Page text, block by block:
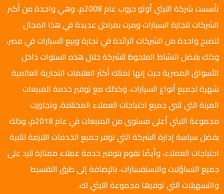
تأسست شركة الليثي أوتو جروب عام 2008م، وهي واحدة من أكبر
الشركات لتجارة السيارات ومرت بمراحل عديدة في هذا المجال
لتصبح واحدة من الشركات الرائدة في تجارة وبيع السيارات في مصر،
وذلك بفضل النشاط الملحوظ للشركة خلال هذه السنوات داخل
الأسواق المصرية حيث إنها تمتلك أكثر العلامات التجارية العالمية
شهرة لجميع أنواع السيارات، وكذلك مع توفير خدمة المبيعات
المرنة التي تلبي جميع احتياجات العملاء المختلفة، وتجاوزت
مجموعة الليثي أعلى مستوى من المبيعات في عام 2018م، وذلك
بفضل سياسة إدارة الشركة التي توفر جميع الخدمات اللازمة لتلبية
احتياجات العملاء، وأيضًا نقوم بتوفير خدمة عملاء ممتازة للرد على
جميع التساؤلات والاستفسارات، بالإضافة إلى طرق التقسيط
والتسهيلات التي توفرها مجموعة الليثي لك.